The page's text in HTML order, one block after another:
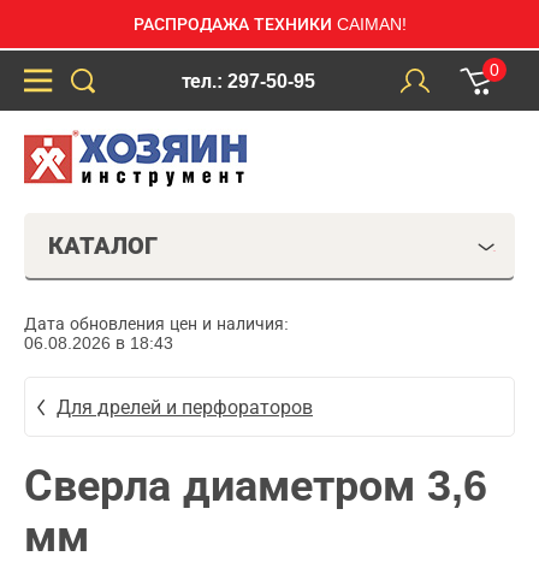
РАСПРОДАЖА ТЕХНИКИ CAIMAN!
тел.: 297-50-95
0
КАТАЛОГ
Дата обновления цен и наличия:
06.08.2026 в 18:43
Для дрелей и перфораторов
Сверла диаметром 3,6
мм